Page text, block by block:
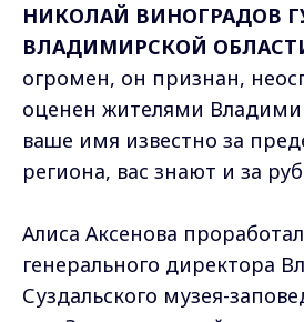
НИКОЛАЙ ВИНОГРАДОВ
ВЛАДИМИРСКОЙ
огромен, он признан,
оценен жителями
ваше имя известно за
региона, вас знают и за
Алиса Аксенова
генерального директора
Суздальского музея-